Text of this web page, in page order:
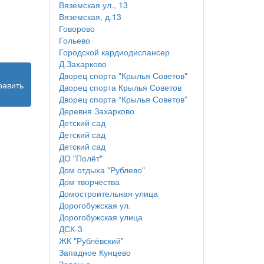
Вяземская ул., 13
Вяземская, д.13
Говорово
Гольево
Городской кардиодиспансер
Д.Захарково
Дворец спорта "Крылья Советов"
Дворец спорта Крылья Советов
Дворец спорта “Крылья Советов”
Деревня Захарково
Детский сад
Детский сад
Детский сад
ДО "Полёт"
Дом отдыха "Рублево"
Дом творчества
Домостроительная улица
Дорогобужская ул.
Дорогобужская улица
ДСК-3
ЖК "Рублёвский"
Западное Кунцево